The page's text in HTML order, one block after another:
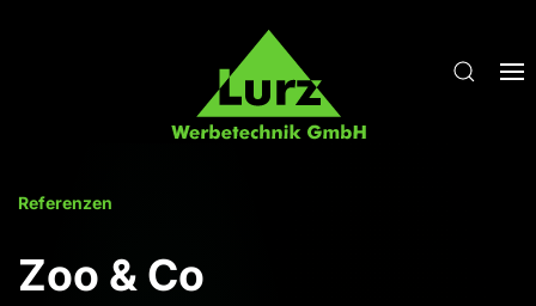
Zum Hauptinhalt springen
Referenzen
Zoo & Co